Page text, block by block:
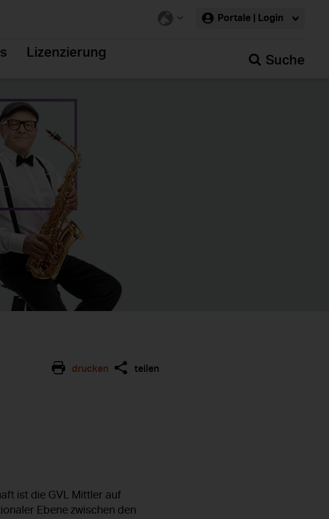
Portale | Login
Lizenzierung Suche
drucken teilen
ist die GVL Mittler auf
Ebene zwischen den